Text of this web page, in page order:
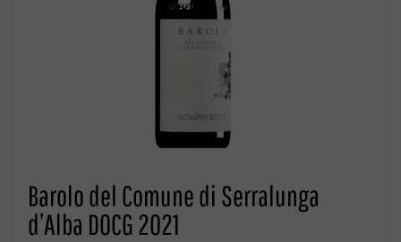
Barolo del Comune di Serralunga
d’Alba DOCG 2021